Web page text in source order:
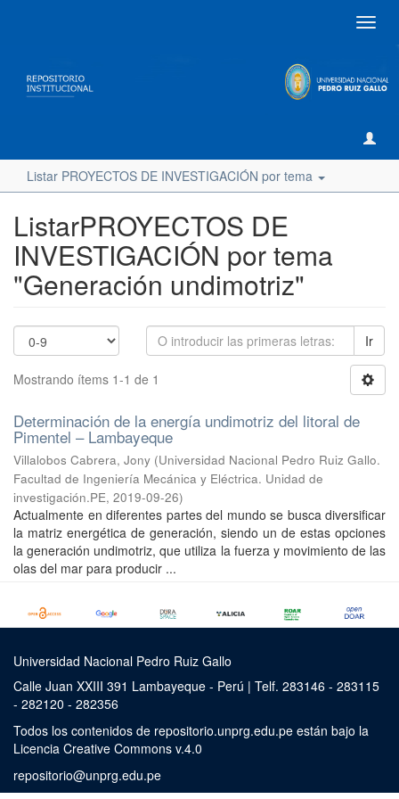
Listar PROYECTOS DE INVESTIGACIÓN por tema
ListarPROYECTOS DE
INVESTIGACIÓN por tema
"Generación undimotriz"
Ir
Mostrando ítems 1-1 de 1
Determinación de la energía undimotriz del litoral de
Pimentel – Lambayeque
Villalobos Cabrera, Jony (Universidad Nacional Pedro Ruiz Gallo.
Facultad de Ingeniería Mecánica y Eléctrica. Unidad de
investigación.PE, 2019-09-26)
Actualmente en diferentes partes del mundo se busca diversificar
la matriz energética de generación, siendo un de estas opciones
la generación undimotriz, que utiliza la fuerza y movimiento de las
olas del mar para producir ...
Universidad Nacional Pedro Ruiz Gallo
Calle Juan XXIII 391 Lambayeque - Perú | Telf. 283146 - 283115
- 282120 - 282356
Todos los contenidos de repositorio.unprg.edu.pe están bajo la
Licencia Creative Commons v.4.0
repositorio@unprg.edu.pe